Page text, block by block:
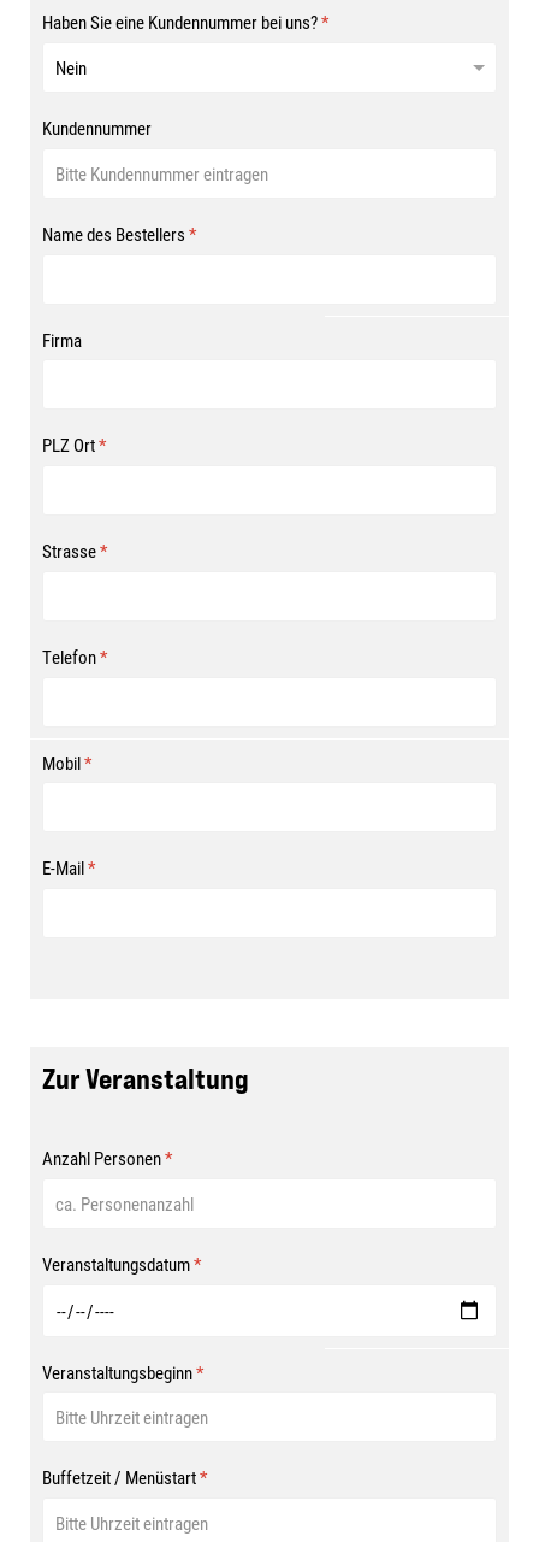
Haben Sie eine Kundennummer bei uns?*
Kundennummer
Name des Bestellers *
Firma
PLZ Ort*
Strasse*
Telefon*
Mobil*
E-Mail*
Zur Veranstaltung
Anzahl Personen*
Veranstaltungsdatum*
Veranstaltungsbeginn*
Buffetzeit / Menüstart*